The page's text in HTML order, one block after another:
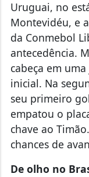
Uruguai, no
Montevidéu, e
da Conmebol
antecedência.
cabeça em
inicial. Na
seu primeiro
empatou o
chave ao
chances de
De olho no